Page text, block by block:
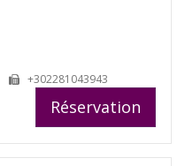
+302281043943
Réservation